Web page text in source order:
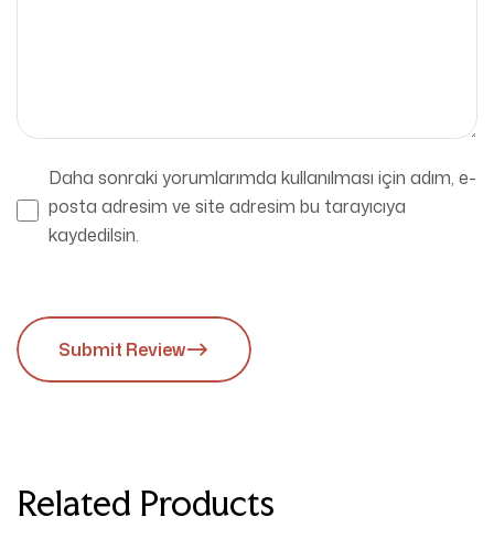
Daha sonraki yorumlarımda kullanılması için adım, e-
posta adresim ve site adresim bu tarayıcıya
kaydedilsin.
Submit Review
Related Products